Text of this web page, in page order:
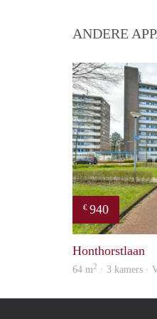
ANDERE
€ 940
Honthorstlaan
64 m2 · 3 kamers ·